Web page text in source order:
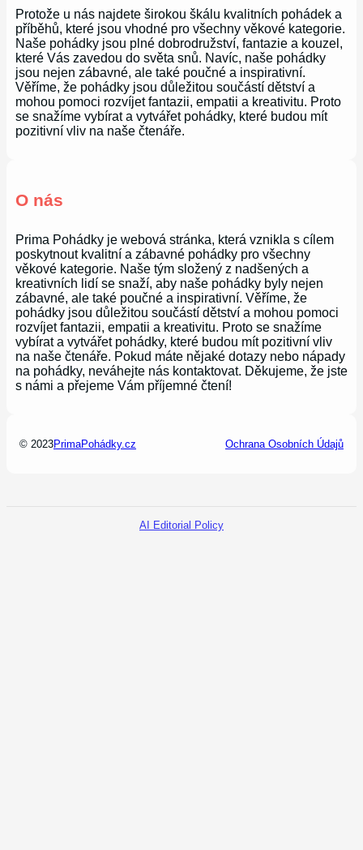
Protože u nás najdete širokou škálu kvalitních pohádek a
příběhů, které jsou vhodné pro všechny věkové kategorie.
Naše pohádky jsou plné dobrodružství, fantazie a kouzel,
které Vás zavedou do světa snů. Navíc, naše pohádky
jsou nejen zábavné, ale také poučné a inspirativní.
Věříme, že pohádky jsou důležitou součástí dětství a
mohou pomoci rozvíjet fantazii, empatii a kreativitu. Proto
se snažíme vybírat a vytvářet pohádky, které budou mít
pozitivní vliv na naše čtenáře.
O nás
Prima Pohádky je webová stránka, která vznikla s cílem
poskytnout kvalitní a zábavné pohádky pro všechny
věkové kategorie. Naše tým složený z nadšených a
kreativních lidí se snaží, aby naše pohádky byly nejen
zábavné, ale také poučné a inspirativní. Věříme, že
pohádky jsou důležitou součástí dětství a mohou pomoci
rozvíjet fantazii, empatii a kreativitu. Proto se snažíme
vybírat a vytvářet pohádky, které budou mít pozitivní vliv
na naše čtenáře. Pokud máte nějaké dotazy nebo nápady
na pohádky, neváhejte nás kontaktovat. Děkujeme, že jste
s námi a přejeme Vám příjemné čtení!
© 2023PrimaPohádky.cz Ochrana Osobních Údajů
AI Editorial Policy